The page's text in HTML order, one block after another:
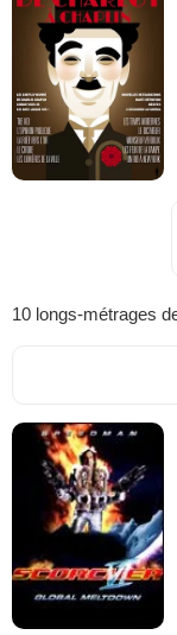
10 longs-métrages